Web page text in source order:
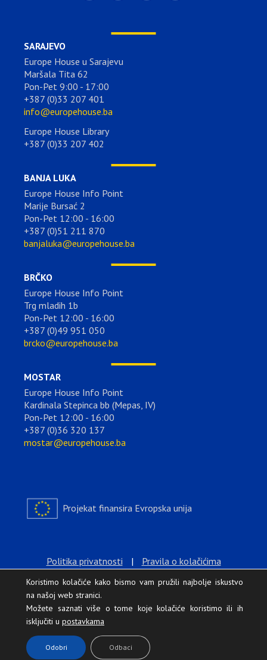
SARAJEVO
Europe House u Sarajevu
Maršala Tita 62
Pon-Pet 9:00 - 17:00
+387 (0)33 207 401
info@europehouse.ba
Europe House Library
+387 (0)33 207 402
BANJA LUKA
Europe House Info Point
Marije Bursać 2
Pon-Pet 12:00 - 16:00
+387 (0)51 211 870
banjaluka@europehouse.ba
BRČKO
Europe House Info Point
Trg mladih 1b
Pon-Pet 12:00 - 16:00
+387 (0)49 951 050
brcko@europehouse.ba
MOSTAR
Europe House Info Point
Kardinala Stepinca bb (Mepas, IV)
Pon-Pet 12:00 - 16:00
+387 (0)36 320 137
mostar@europehouse.ba
Projekat finansira Evropska unija
Politika privatnosti | Pravila o kolačićima
Europe House © 2026 Sva prava zadržana.
Koristimo kolačiće kako bismo vam pružili najbolje iskustvo
na našoj web stranici.
Možete saznati više o tome koje kolačiće koristimo ili ih
isključiti u postavkama
.
Odobri Odbaci